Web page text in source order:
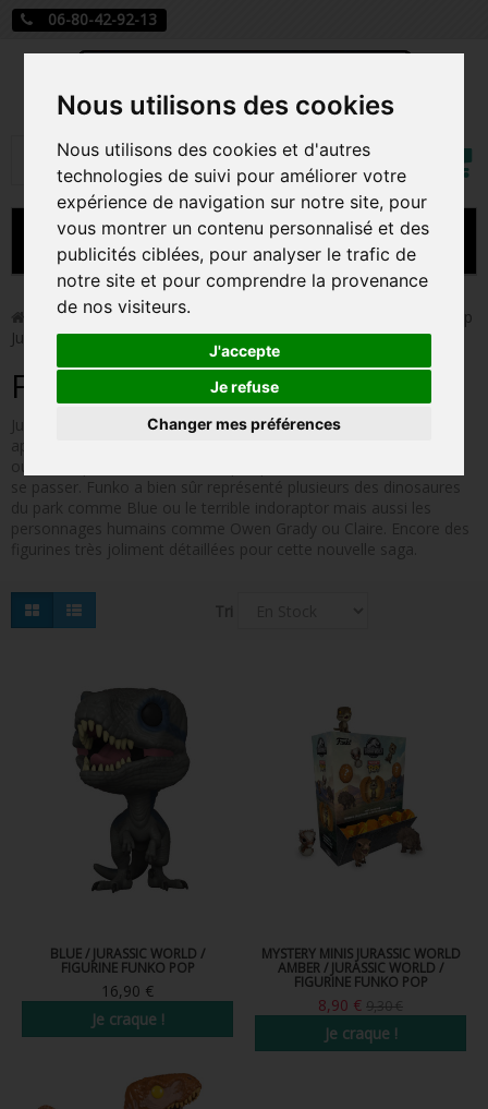
Nous utilisons des cookies
Nous utilisons des cookies et d'autres
technologies de suivi pour améliorer votre
expérience de navigation sur notre site, pour
vous montrer un contenu personnalisé et des
publicités ciblées, pour analyser le trafic de
notre site et pour comprendre la provenance
de nos visiteurs.
J'accepte
Je refuse
Changer mes préférences
06-80-42-92-13
Rechercher
Mon
MENU
CARTE A JOUER
PRÉCOMMANDE FIGURINES POP
FIGURINES POP MANGA
FIGURINES POP DISNEY
FIGURINES POP MARVEL
FIGURINES POP MUSIQUE
FIGURINES POP SÉRIE TV
FIGURINES POP AUTRES FILMS
FIGURINES POP ANIME
FIGURINES POP HARRY POTTER
FIGURINES POP STAR WARS
FIGURINES POP STRANGER THINGS
FIGURINES POP SEIGNEUR DES ANNEAUX
FIGURINES POP JEUX VIDÉO
FIGURINE POP AD ICONS
FIGURINE POP ROYALS FAMILY
FIGURINE POP RETRO TOYS
Funko Pop! > Figurines Pop Autres Films
Figurines Pop
Jurassic World
Figurines Pop Jurassic World
Jurassic World est la nouvelle saga se déroulant plus de vingt
après les évènements de Jurassic Park. Cette fois, le parc est
ouvert au public mais bien sûr quelque chose va forcément mal
se passer. Funko a bien sûr représenté plusieurs des dinosaures
du park comme Blue ou le terrible indoraptor mais aussi les
personnages humains comme Owen Grady ou Claire. Encore des
figurines très joliment détaillées pour cette nouvelle saga.
BLUE / JURASSIC WORLD /
FIGURINE FUNKO POP
16,90 €
Je craque !
MYSTERY MINIS JURASSIC WORLD
AMBER / JURASSIC WORLD /
FIGURINE FUNKO POP
8,90 € 9,30 €
Je craque !